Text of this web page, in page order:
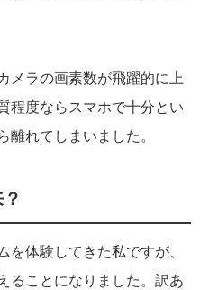
メラの画素数が飛躍的に上
程度ならスマホで十分とい
離れてしまいました。
を体験してきた私ですが、
ることになりました。訳あ